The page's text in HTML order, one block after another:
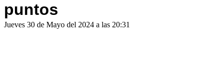
puntos
Jueves 30 de Mayo del 2024 a las 20:31